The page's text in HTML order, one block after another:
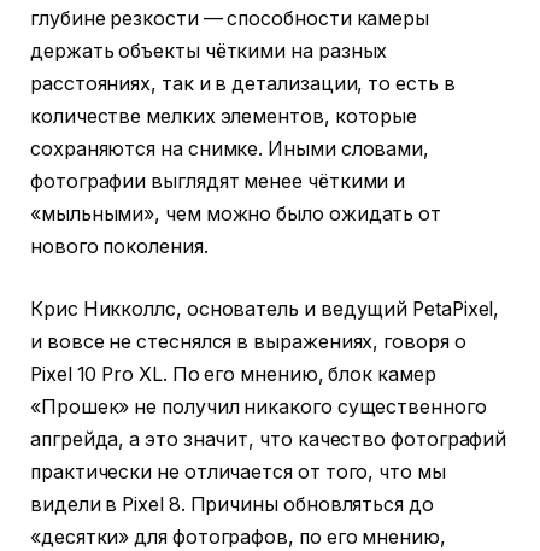
глубине резкости — способности камеры
держать объекты чёткими на разных
расстояниях, так и в детализации, то есть в
количестве мелких элементов, которые
сохраняются на снимке. Иными словами,
фотографии выглядят менее чёткими и
«мыльными», чем можно было ожидать от
нового поколения.
Крис Никколлс, основатель и ведущий PetaPixel,
и вовсе не стеснялся в выражениях, говоря о
Pixel 10 Pro XL. По его мнению, блок камер
«Прошек» не получил никакого существенного
апгрейда, а это значит, что качество фотографий
практически не отличается от того, что мы
видели в Pixel 8. Причины обновляться до
«десятки» для фотографов, по его мнению,